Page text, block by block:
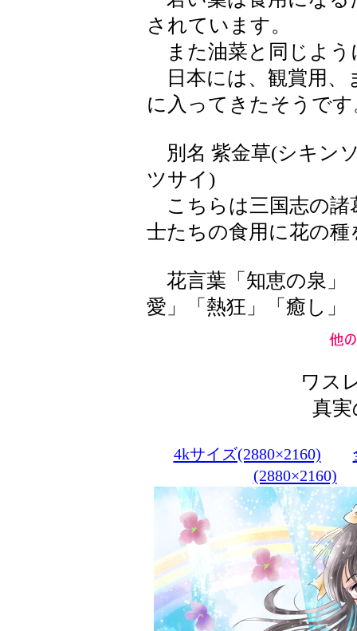
されています。
また油菜と同じよう
日本には、観賞用、
に入ってきたそうです
別名 紫金草(シキン
ツサイ)
こちらは三国志の諸
士たちの食用に花の
花言葉「知恵の泉」
愛」「熱狂」「癒し」
ワス
真
4kサイズ(2880×2160)
(2880×2160)